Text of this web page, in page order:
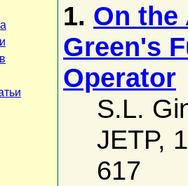
1. On
Green's
Operator
S.L.
JETP,
617